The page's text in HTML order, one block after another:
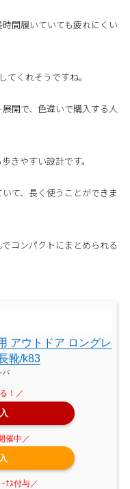
間履いていても疲れにくい
くれそうですね。
開で、色違いで購入する人
きやすい設計です。
て、長く使うことができま
コンパクトにまとめられる
アウトドア ロングレ
靴/k83
バ